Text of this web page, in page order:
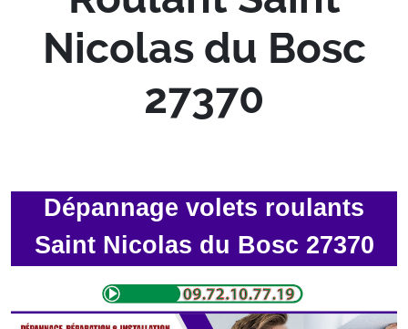
Nicolas du Bosc
27370
Dépannage volets roulants
Saint Nicolas du Bosc 27370